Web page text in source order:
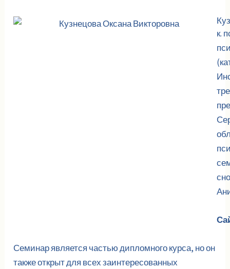
к.
Семинар является частью дипломного курса, но он
также открыт для всех заинтересованных